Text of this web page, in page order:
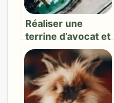
Réaliser une
terrine d’avocat et
de saumon fumé :
astuces et
technique